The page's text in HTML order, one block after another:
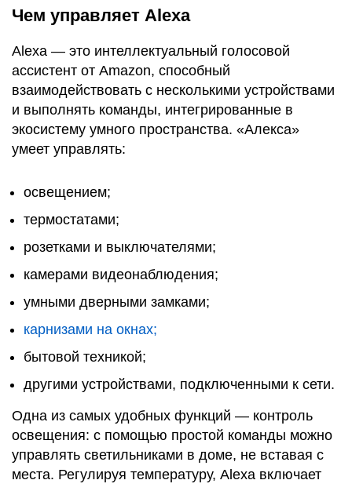
Чем управляет Alexa
Alexa — это интеллектуальный голосовой
ассистент от Amazon, способный
взаимодействовать с несколькими устройствами
и выполнять команды, интегрированные в
экосистему умного пространства. «Алекса»
умеет управлять:
освещением;
термостатами;
розетками и выключателями;
камерами видеонаблюдения;
умными дверными замками;
карнизами на окнах;
бытовой техникой;
другими устройствами, подключенными к сети.
Одна из самых удобных функций — контроль
освещения: с помощью простой команды можно
управлять светильниками в доме, не вставая с
места. Регулируя температуру, Alexa включает